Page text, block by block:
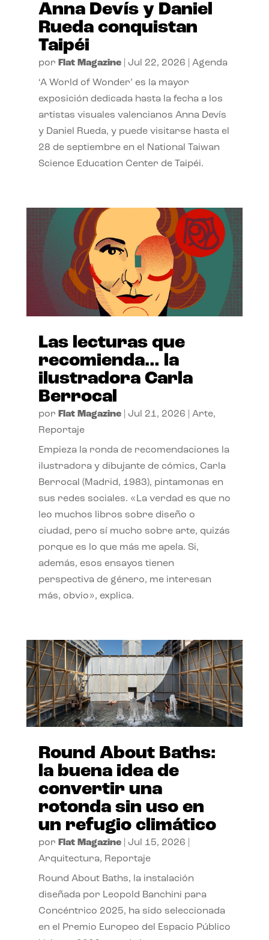
Anna Devís y Daniel
Rueda conquistan
Taipéi
por Flat Magazine| Jul 22, 2026 Agenda
‘A World of Wonder’ es la mayor
exposición dedicada hasta la fecha a los
artistas visuales valencianos Anna Devís
y Daniel Rueda, y puede visitarse hasta el
28 de septiembre en el National Taiwan
Science Education Center de Taipéi.
Las lecturas que
recomienda… la
ilustradora Carla
Berrocal
por Flat Magazine| Jul 21, 2026 Arte,
Reportaje
Empieza la ronda de recomendaciones la
ilustradora y dibujante de cómics, Carla
Berrocal (Madrid, 1983), pintamonas en
sus redes sociales. «La verdad es que no
leo muchos libros sobre diseño o
ciudad, pero sí mucho sobre arte, quizás
porque es lo que más me apela. Si,
además, esos ensayos tienen
perspectiva de género, me interesan
más, obvio», explica.
Round About Baths:
la buena idea de
convertir una
rotonda sin uso en
un refugio climático
por Flat Magazine| Jul 15, 2026
Arquitectura, Reportaje
Round About Baths, la instalación
diseñada por Leopold Banchini para
Concéntrico 2025, ha sido seleccionada
en el Premio Europeo del Espacio Público